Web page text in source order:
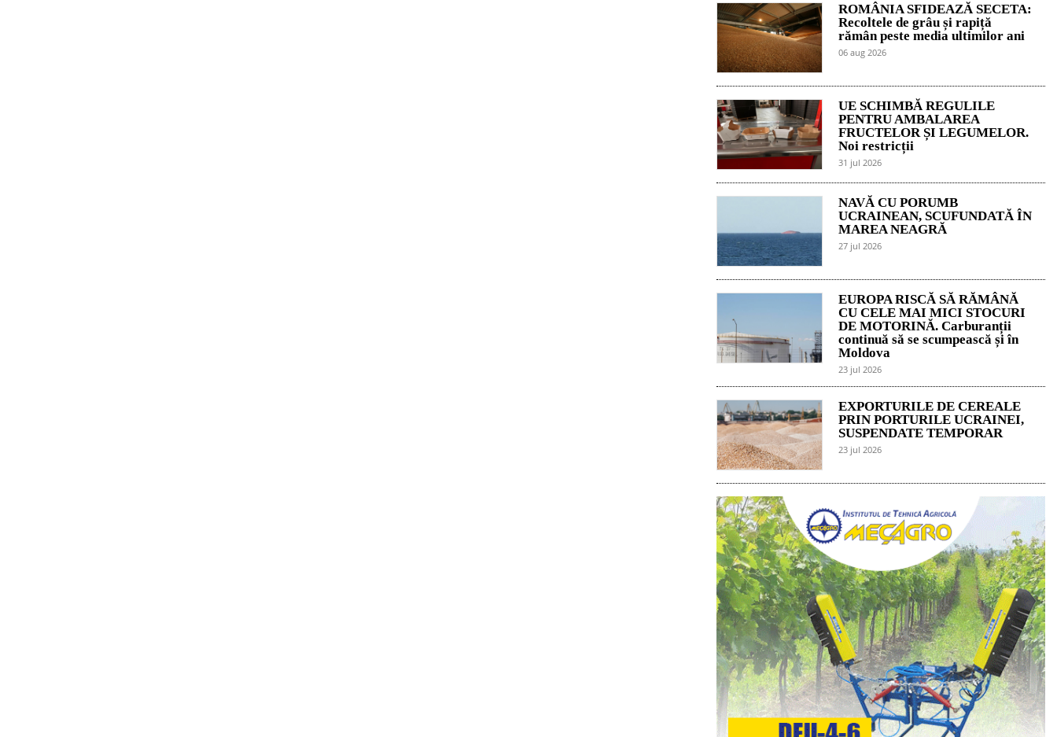
ROMÂNIA SFIDEAZĂ SECETA:
Recoltele de grâu și rapiță
rămân peste media ultimilor ani
06 aug 2026
UE SCHIMBĂ REGULILE
PENTRU AMBALAREA
FRUCTELOR ȘI LEGUMELOR.
Noi restricții
31 jul 2026
NAVĂ CU PORUMB
UCRAINEAN, SCUFUNDATĂ ÎN
MAREA NEAGRĂ
27 jul 2026
EUROPA RISCĂ SĂ RĂMÂNĂ
CU CELE MAI MICI STOCURI
DE MOTORINĂ. Carburanții
continuă să se scumpească și în
Moldova
23 jul 2026
EXPORTURILE DE CEREALE
PRIN PORTURILE UCRAINEI,
SUSPENDATE TEMPORAR
23 jul 2026